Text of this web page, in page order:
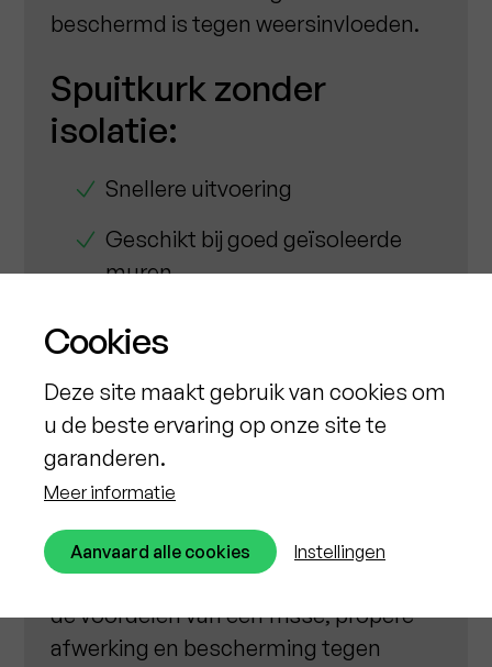
beschermd is tegen weersinvloeden.
Spuitkurk zonder
isolatie:
Snellere uitvoering
Geschikt bij goed geïsoleerde
muren
Budgetvriendelijker
isolatie nodig hebben
In beide gevallen zorgen we voor een
en strakke look. Kies je voor spuitkurk
zonder isolatie, dan heb je nog steeds
de voordelen van een frisse, propere
afwerking en bescherming tegen
Cookies
Deze site maakt gebruik van cookies om
u de beste ervaring op onze site te
garanderen.
Meer informatie
Aanvaard alle cookies Instellingen